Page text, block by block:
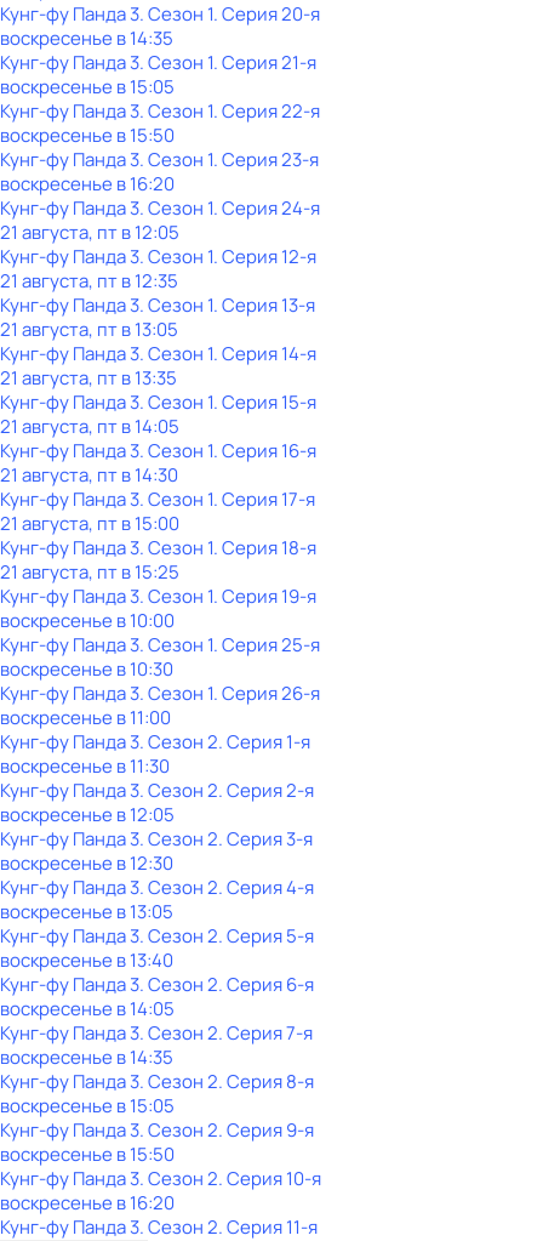
Кунг-фу Панда 3. Сезон 1. Серия 20-я
воскресенье в14:35
Кунг-фу Панда 3. Сезон 1. Серия 21-я
воскресенье в15:05
Кунг-фу Панда 3. Сезон 1. Серия 22-я
воскресенье в15:50
Кунг-фу Панда 3. Сезон 1. Серия 23-я
воскресенье в16:20
Кунг-фу Панда 3. Сезон 1. Серия 24-я
21 августа, пт в 12:05
Кунг-фу Панда 3. Сезон 1. Серия 12-я
21 августа, пт в 12:35
Кунг-фу Панда 3. Сезон 1. Серия 13-я
21 августа, пт в 13:05
Кунг-фу Панда 3. Сезон 1. Серия 14-я
21 августа, пт в 13:35
Кунг-фу Панда 3. Сезон 1. Серия 15-я
21 августа, пт в 14:05
Кунг-фу Панда 3. Сезон 1. Серия 16-я
21 августа, пт в 14:30
Кунг-фу Панда 3. Сезон 1. Серия 17-я
21 августа, пт в 15:00
Кунг-фу Панда 3. Сезон 1. Серия 18-я
21 августа, пт в 15:25
Кунг-фу Панда 3. Сезон 1. Серия 19-я
воскресенье в10:00
Кунг-фу Панда 3. Сезон 1. Серия 25-я
воскресенье в10:30
Кунг-фу Панда 3. Сезон 1. Серия 26-я
воскресенье в11:00
Кунг-фу Панда 3. Сезон 2. Серия 1-я
воскресенье в11:30
Кунг-фу Панда 3. Сезон 2. Серия 2-я
воскресенье в12:05
Кунг-фу Панда 3. Сезон 2. Серия 3-я
воскресенье в12:30
Кунг-фу Панда 3. Сезон 2. Серия 4-я
воскресенье в13:05
Кунг-фу Панда 3. Сезон 2. Серия 5-я
воскресенье в13:40
Кунг-фу Панда 3. Сезон 2. Серия 6-я
воскресенье в14:05
Кунг-фу Панда 3. Сезон 2. Серия 7-я
воскресенье в14:35
Кунг-фу Панда 3. Сезон 2. Серия 8-я
воскресенье в15:05
Кунг-фу Панда 3. Сезон 2. Серия 9-я
воскресенье в15:50
Кунг-фу Панда 3. Сезон 2. Серия 10-я
воскресенье в16:20
Кунг-фу Панда 3. Сезон 2. Серия 11-я